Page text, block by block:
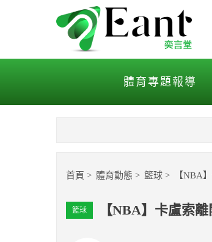
【NBA】卡盧索離開
體育專題報導
首頁 體育動態 籃球 【NBA
籃球 【NBA】卡盧索